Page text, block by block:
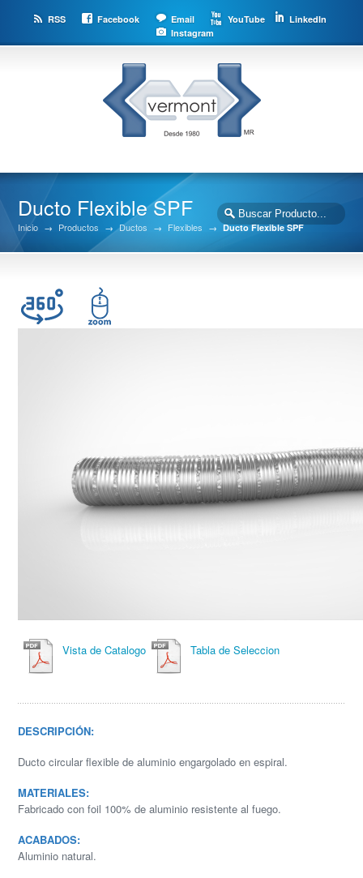
RSS Facebook Email YouTube
LinkedIn
Instagram
Ducto Flexible SPF
Inicio → Productos → Ductos → Flexibles → Ducto Flexible SPF
Vista de Catalogo Tabla de Seleccion
DESCRIPCIÓN:
Ducto circular flexible de aluminio engargolado en espiral.
MATERIALES:
Fabricado con foil 100% de aluminio resistente al fuego.
ACABADOS:
Aluminio natural.